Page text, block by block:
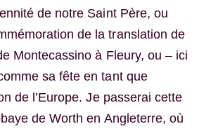
de notre Saint Père, ou
de la translation de
Montecassino à Fleury, ou – ici
sa fête en tant que
de l’Europe. Je passerai cette
de Worth en Angleterre, où